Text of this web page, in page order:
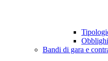
Bandi di gara e